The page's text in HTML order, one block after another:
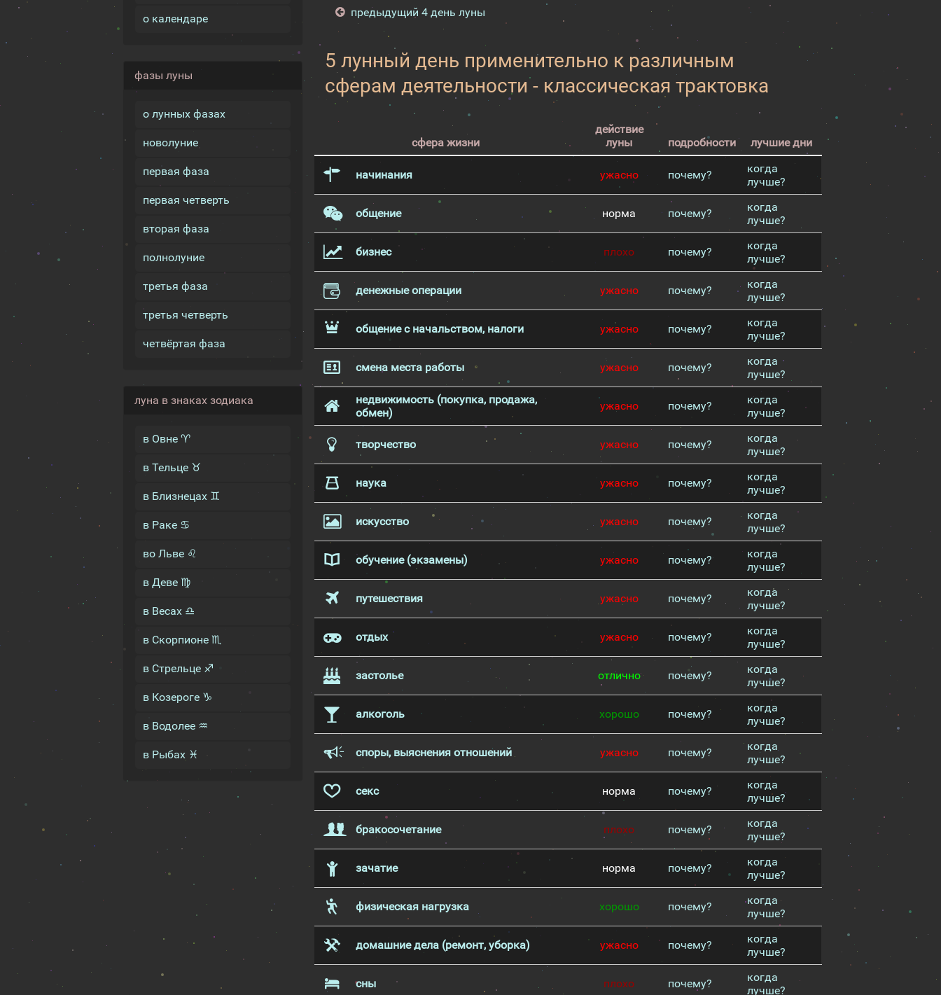
о календаре
фазы луны
о лунных фазах
новолуние
первая фаза
первая четверть
вторая фаза
полнолуние
третья фаза
третья четверть
четвёртая фаза
луна в знаках зодиака
в Овне ♈
в Тельце ♉
в Близнецах ♊
в Раке ♋
во Льве ♌
в Деве ♍
в Весах ♎
в Скорпионе ♏
в Стрельце ♐
в Козероге ♑
в Водолее ♒
в Рыбах ♓
предыдущий 4 день луны
5 лунный день применительно к различным
сферам деятельности - классическая трактовка
сфера жизни
действие
луны
подробности лучшие дни
начинания ужасно почему?
когда
лучше?
общение норма почему?
когда
лучше?
бизнес плохо почему?
когда
лучше?
денежные операции ужасно почему?
когда
лучше?
общение с начальством, налоги ужасно почему?
когда
лучше?
смена места работы ужасно почему?
когда
лучше?
недвижимость (покупка, продажа,
обмен)
ужасно почему?
когда
лучше?
творчество ужасно почему?
когда
лучше?
наука ужасно почему?
когда
лучше?
искусство ужасно почему?
когда
лучше?
обучение (экзамены) ужасно почему?
когда
лучше?
путешествия ужасно почему?
когда
лучше?
отдых ужасно почему?
когда
лучше?
застолье отлично почему?
когда
лучше?
алкоголь хорошо почему?
когда
лучше?
споры, выяснения отношений ужасно почему?
когда
лучше?
секс норма почему?
когда
лучше?
бракосочетание плохо почему?
когда
лучше?
зачатие норма почему?
когда
лучше?
физическая нагрузка хорошо почему?
когда
лучше?
домашние дела (ремонт, уборка) ужасно почему?
когда
лучше?
сны плохо почему?
когда
лучше?